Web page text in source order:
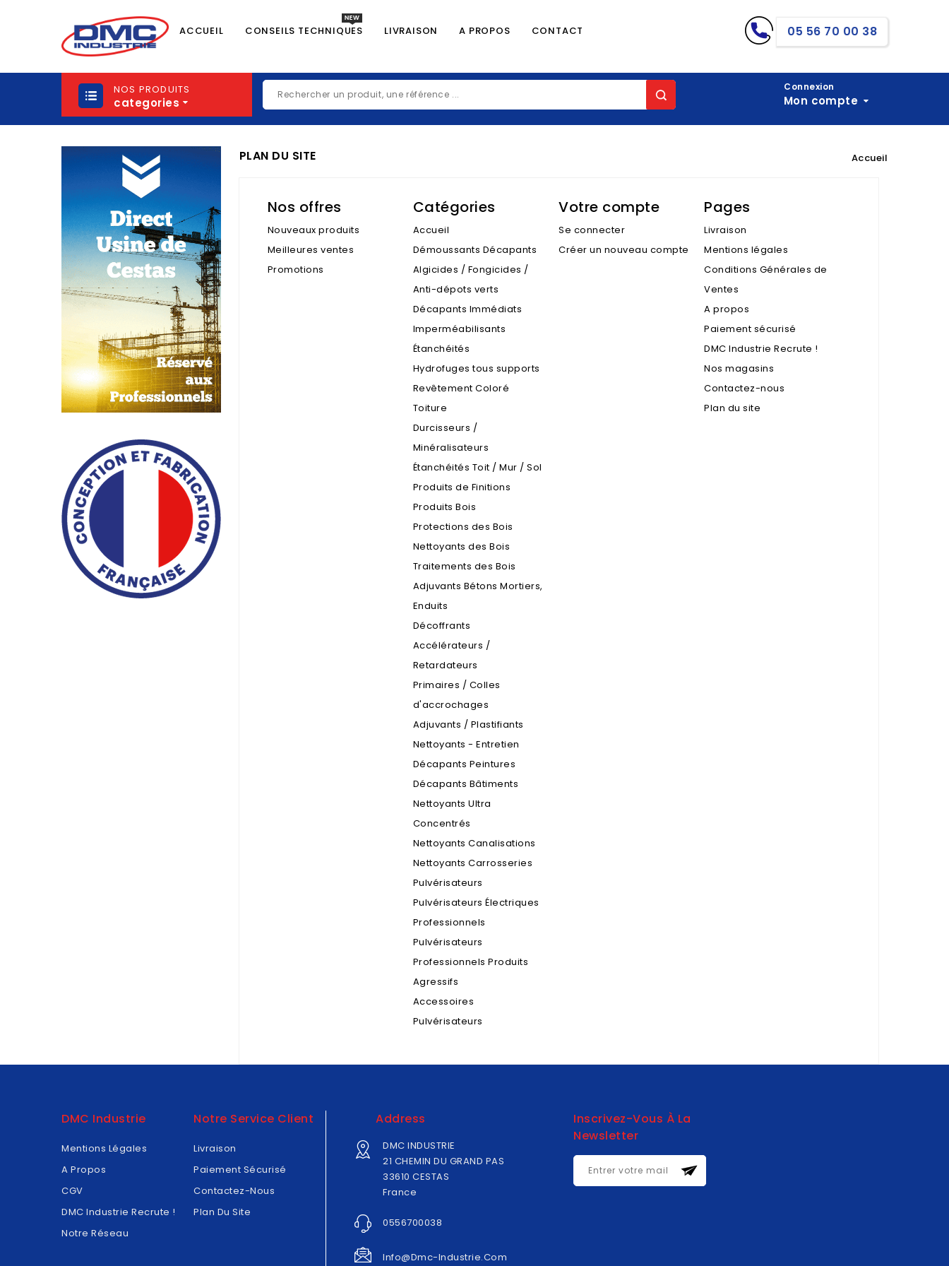
05 56 70 00 38
ACCUEIL CONSEILS TECHNIQUES LIVRAISON A PROPOS CONTACT
NOS PRODUITS
categories
Connexion
Mon compte
PLAN DU SITE Accueil
Nos offres
Nouveaux produits
Meilleures ventes
Promotions
Catégories
Accueil
Démoussants Décapants
Algicides / Fongicides /
Anti-dépots verts
Décapants Immédiats
Imperméabilisants
Étanchéités
Hydrofuges tous supports
Revêtement Coloré
Toiture
Durcisseurs /
Minéralisateurs
Étanchéités Toit / Mur / Sol
Produits de Finitions
Produits Bois
Protections des Bois
Nettoyants des Bois
Traitements des Bois
Adjuvants Bétons Mortiers,
Enduits
Décoffrants
Accélérateurs /
Retardateurs
Primaires / Colles
d'accrochages
Adjuvants / Plastifiants
Nettoyants - Entretien
Décapants Peintures
Décapants Bâtiments
Nettoyants Ultra
Concentrés
Nettoyants Canalisations
Nettoyants Carrosseries
Pulvérisateurs
Pulvérisateurs Électriques
Professionnels
Pulvérisateurs
Professionnels Produits
Agressifs
Accessoires
Pulvérisateurs
Votre compte
Se connecter
Créer un nouveau compte
Pages
Livraison
Mentions légales
Conditions Générales de
Ventes
A propos
Paiement sécurisé
DMC Industrie Recrute !
Nos magasins
Contactez-nous
Plan du site
DMC Industrie
Mentions Légales
A Propos
CGV
DMC Industrie Recrute !
Notre Réseau
Notre Service Client
Livraison
Paiement Sécurisé
Contactez-Nous
Plan Du Site
Address
DMC INDUSTRIE
21 CHEMIN DU GRAND PAS
33610 CESTAS
France
0556700038
Info@dmc-Industrie.com
Inscrivez-Vous À La
Newsletter